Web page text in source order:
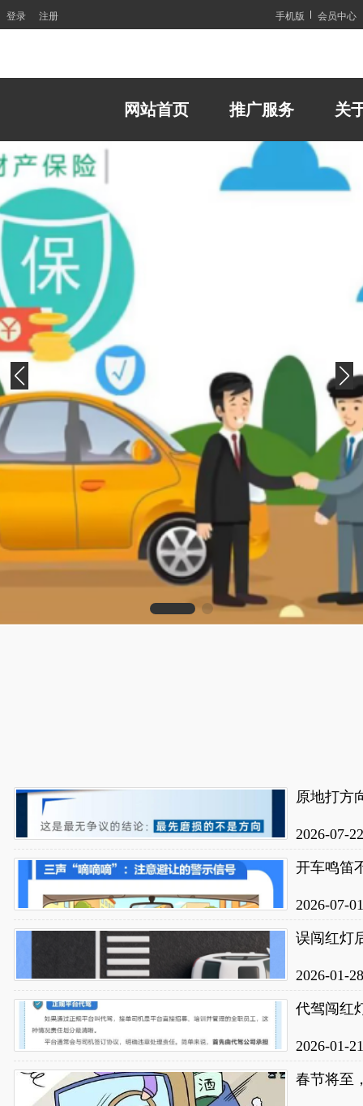
登录 注册 手机版 会员中心
网站首页 推广服务 关
原地打方
2026-07-22
开车鸣笛
2026-07-01
2026-01-28
代驾闯红
2026-01-21
春节将至